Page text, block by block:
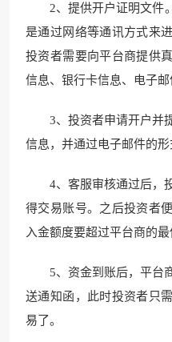
2、提供开户证明文件。
是通过网络等通讯方式来
投资者需要向平台商提供
信息、银行卡信息、电子邮
3、投资者申请开户并提
信息，并通过电子邮件的形
4、客服审核通过后，投
得交易账号。之后投资者
入金额度要超过平台商的最
5、资金到账后，平台商
送通知函， 此时投资者只
易了。